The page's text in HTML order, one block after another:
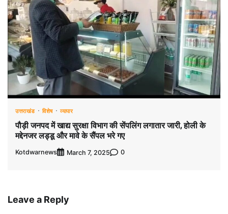
उत्तराखंड विशेष व्यापार
पौड़ी जनपद में खाद्य सुरक्षा विभाग की सेंपलिंग लगातार जारी, होली के
मद्देनजर लड्डू और मावे के सैंपल भरे गए
Kotdwarnews March 7, 2025 0
Leave a Reply